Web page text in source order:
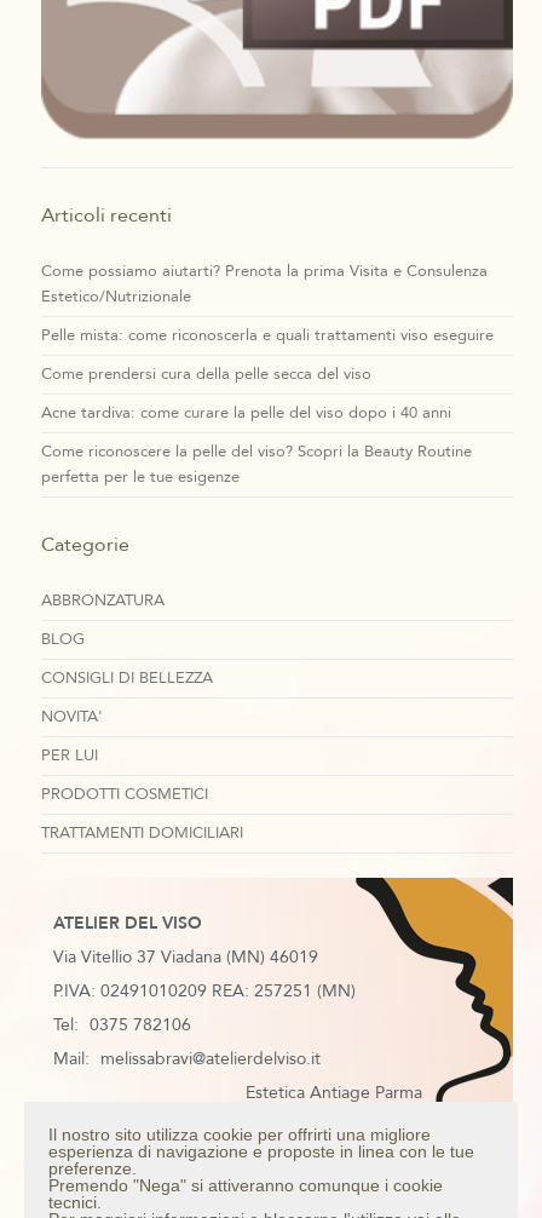
Articoli recenti
Come possiamo aiutarti? Prenota la prima Visita e Consulenza
Estetico/Nutrizionale
Pelle mista: come riconoscerla e quali trattamenti viso eseguire
Come prendersi cura della pelle secca del viso
Acne tardiva: come curare la pelle del viso dopo i 40 anni
Come riconoscere la pelle del viso? Scopri la Beauty Routine
perfetta per le tue esigenze
Categorie
ABBRONZATURA
BLOG
CONSIGLI DI BELLEZZA
NOVITA'
PER LUI
PRODOTTI COSMETICI
TRATTAMENTI DOMICILIARI
ATELIER DEL VISO
Via Vitellio 37 Viadana (MN) 46019
P.IVA: 02491010209 REA: 257251 (MN)
Tel: 0375 782106
Mail: melissabravi@atelierdelviso.it
Estetica Antiage Parma
Estetica Antiage Mantova
Estetica Antiage Colorno
Estetica Antiage Casalmaggiore
Il nostro sito utilizza cookie per offrirti una migliore
esperienza di navigazione e proposte in linea con le tue
preferenze.
Premendo "Nega" si attiveranno comunque i cookie
tecnici.